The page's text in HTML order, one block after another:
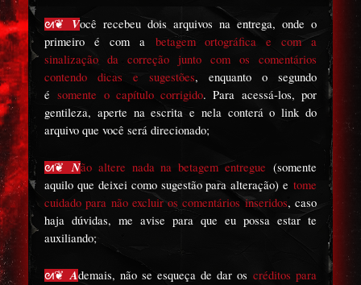
ᘛ❦ Você recebeu dois arquivos na entrega, onde o
primeiro é com a betagem ortográfica e com a
sinalização da correção junto com os comentários
contendo dicas e sugestões, enquanto o segundo
ésomente o capítulo corrigido. Para acessá-los, por
gentileza, aperte na escrita e nela conterá o link do
arquivo que você será direcionado;
ᘛ❦Não altere nada na betagem entregue (somente
aquilo que deixei como sugestão para alteração) e tome
cuidado para não excluir os comentários inseridos, caso
haja dúvidas, me avise para que eu possa estar te
auxiliando;
ᘛ❦Ademais, não se esqueça de dar os créditos para